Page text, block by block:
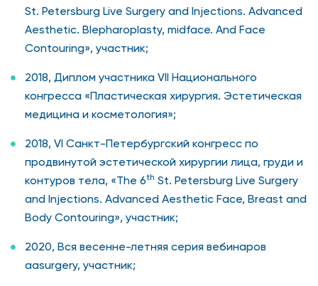
St. Petersburg Live Surgery and Injections. Advanced
Aesthetic. Blepharoplasty, midface. And Face
Contouring», участник;
2018, Диплом участника VII Национального
конгресса «Пластическая хирургия. Эстетическая
медицина и косметология»;
2018, VI Санкт-Петербургский конгресс по
продвинутой эстетической хирургии лица, груди и
контуров тела, «The 6th St. Petersburg Live Surgery
and Injections. Advanced Aesthetic Face, Breast and
Body Contouring», участник;
2020, Вся весенне-летняя серия вебинаров
aasurgery, участник;